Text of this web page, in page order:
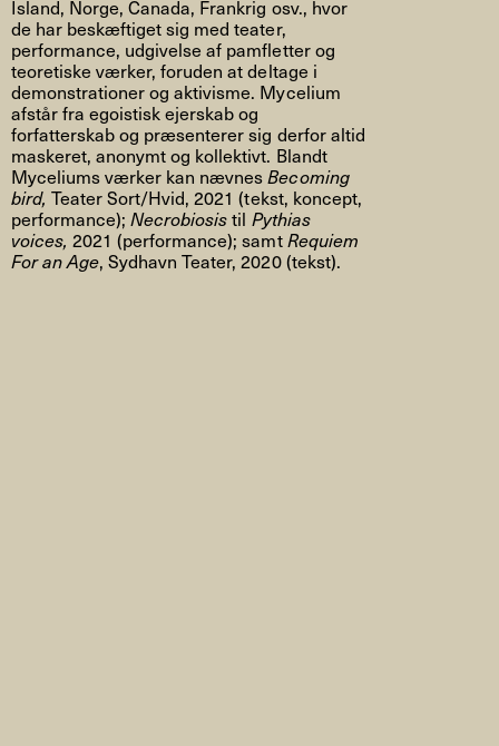
Island, Norge, Canada, Frankrig osv., hvor
de har beskæftiget sig med teater,
performance, udgivelse af pamfletter og
teoretiske værker, foruden at deltage i
demonstrationer og aktivisme. Mycelium
afstår fra egoistisk ejerskab og
forfatterskab og præsenterer sig derfor altid
maskeret, anonymt og kollektivt. Blandt
Myceliums værker kan nævnesBecoming
bird, Teater Sort/Hvid, 2021 (tekst, koncept,
performance);Necrobiosistil Pythias
voices, 2021 (performance); samtRequiem
For an Age, Sydhavn Teater, 2020 (tekst).